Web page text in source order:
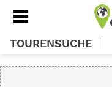
TOURENSUCHE